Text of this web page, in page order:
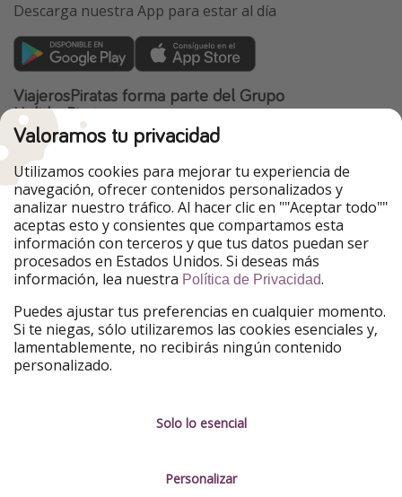
Descarga nuestra App para estar al día
ViajerosPiratas forma parte del Grupo
HolidayPirates
Nuestros mercados
PiratinViaggio
HolidayPirates
VakantiePiraten
WakacyjniPiraci
VoyagesPirates
Ferienpiraten
Urlaubspiraten
Urlaubspiraten
TravelPirates
Nuestro grupo
HolidayPirates Group
Conócenos mejor
Sobre ViajerosPiratas
Información legal
Gestionar servicios
Valoramos tu privacidad
Utilizamos cookies para mejorar tu experiencia de
navegación, ofrecer contenidos personalizados y
analizar nuestro tráfico. Al hacer clic en ""Aceptar todo""
aceptas esto y consientes que compartamos esta
información con terceros y que tus datos puedan ser
procesados en Estados Unidos. Si deseas más
información, lea nuestra Política de Privacidad.
Puedes ajustar tus preferencias en cualquier momento.
Si te niegas, sólo utilizaremos las cookies esenciales y,
lamentablemente, no recibirás ningún contenido
personalizado.
Solo lo esencial
Personalizar